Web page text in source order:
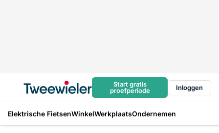
Start gratis
proefperiode
Inloggen
Elektrische FietsenWinkelWerkplaatsOndernemen